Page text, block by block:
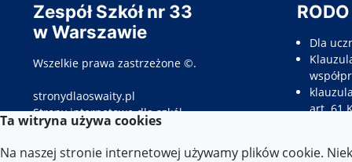
Zespół Szkół nr 33
w Warszawie
Wszelkie prawa zastrzeżone ©.
stronydlaoswaity.pl
Strony internetowe dla szkółotwiera się w nowym oknie
RODO
Dla
art. 61
Ta witryna używa cookies
Na naszej stronie internetowej używamy plików cookie.